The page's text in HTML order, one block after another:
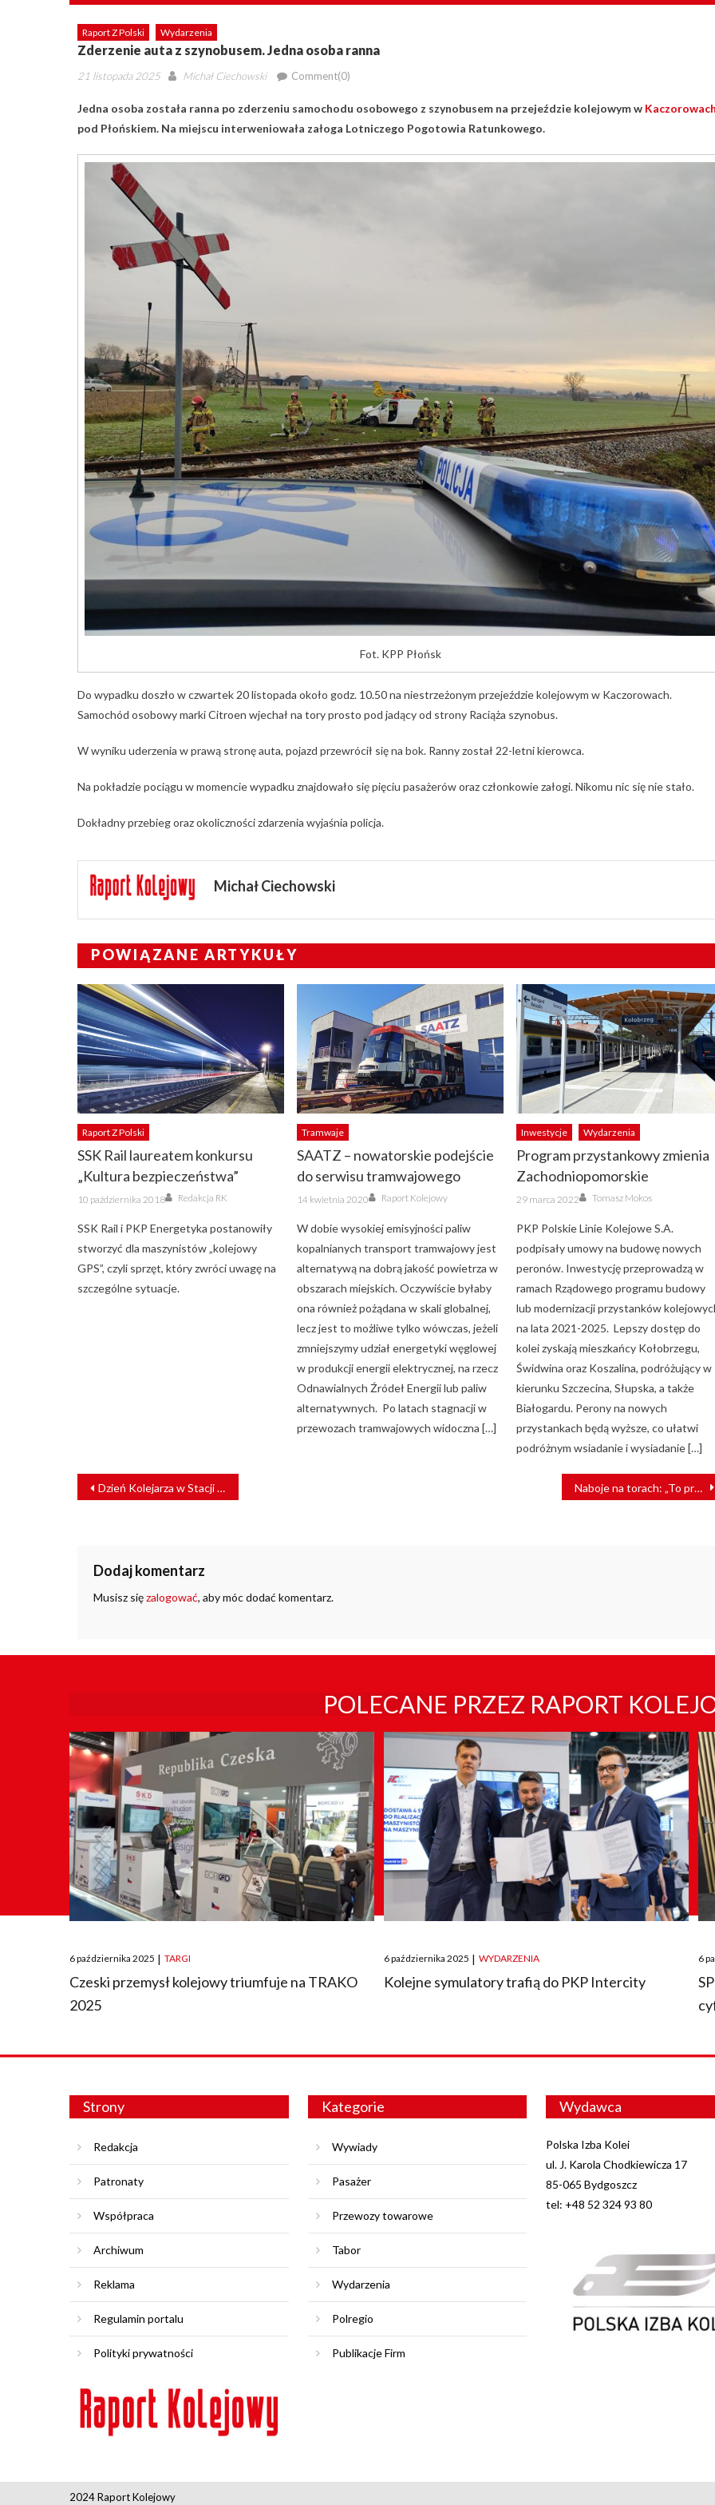
Raport Z Polski Wydarzenia
Zderzenie auta z szynobusem. Jedna osoba ranna
Posted
21 listopada 2025 Author
Michał Ciechowski Comment(0)
Jedna osoba została ranna po zderzeniu samochodu osobowego z szynobusem na przejeździe kolejowym w
pod Płońskiem. Na miejscu interweniowała załoga Lotniczego Pogotowia Ratunkowego.
Fot. KPP Płońsk
Do wypadku doszło w czwartek 20 listopada około godz. 10.50 na niestrzeżonym przejeździe kolejowym w Kaczorowach.
Samochód osobowy marki Citroen wjechał na tory prosto pod jadący od strony Raciąża szynobus.
W wyniku uderzenia w prawą stronę auta, pojazd przewrócił się na bok. Ranny został 22-letni kierowca.
Na pokładzie pociągu w momencie wypadku znajdowało się pięciu pasażerów oraz członkowie załogi. Nikomu nic się nie stało.
Dokładny przebieg oraz okoliczności zdarzenia wyjaśnia policja.
Michał Ciechowski
POWIĄZANE ARTYKUŁY
Raport Z Polski
SSK Rail laureatem konkursu
„Kultura bezpieczeństwa”
Posted
on
10 października 2018 Author
Redakcja RK
SSK Rail i PKP Energetyka postanowiły
stworzyć dla maszynistów „kolejowy
GPS”, czyli sprzęt, który zwróci uwagę na
szczególne sytuacje.
Tramwaje
SAATZ – nowatorskie podejście
do serwisu tramwajowego
Posted
on
14 kwietnia 2020 Author
Raport Kolejowy
W dobie wysokiej emisyjności paliw
kopalnianych transport tramwajowy jest
alternatywą na dobrą jakość powietrza w
obszarach miejskich. Oczywiście byłaby
ona również pożądana w skali globalnej,
lecz jest to możliwe tylko wówczas, jeżeli
zmniejszymy udział energetyki węglowej
w produkcji energii elektrycznej, na rzecz
Odnawialnych Źródeł Energii lub paliw
alternatywnych. Po latach stagnacji w
przewozach tramwajowych widoczna […]
Inwestycje Wydarzenia
Program przystankowy zmienia
Zachodniopomorskie
Posted
on
29 marca 2022 Author
Tomasz Mokos
PKP Polskie Linie Kolejowe S.A.
podpisały umowy na budowę nowych
peronów. Inwestycję przeprowadzą w
ramach Rządowego programu budowy
lub modernizacji przystanków
na lata 2021-2025. Lepszy dostęp do
kolei zyskają mieszkańcy Kołobrzegu,
Świdwina oraz Koszalina, podróżujący w
kierunku Szczecina, Słupska, a także
Białogardu. Perony na nowych
przystankach będą wyższe, co ułatwi
podróżnym wsiadanie i wysiadanie […]
NAWIGACJA
WPISU
Dzień Kolejarza w Stacji Muzeum Naboje na torach: „To prowokacja i próba sprawdzenia reakcji służb”
Dodaj komentarz
Musisz sięzalogować, aby móc dodać komentarz.
POLECANE PRZEZ RAPORT
Posted
on
6 października 2025 | TARGI
Czeski przemysł kolejowy triumfuje na TRAKO
2025
Posted
on
6 października 2025 | WYDARZENIA
Kolejne symulatory trafią do PKP Intercity
on
6
Strony
Redakcja
Patronaty
Współpraca
Archiwum
Reklama
Regulamin portalu
Polityki prywatności
Kategorie
Wywiady
Pasażer
Przewozy towarowe
Tabor
Wydarzenia
Polregio
Publikacje Firm
Wydawca
Polska Izba Kolei
ul. J. Karola Chodkiewicza 17
85-065 Bydgoszcz
tel: +48 52 324 93 80
2024 Raport Kolejowy